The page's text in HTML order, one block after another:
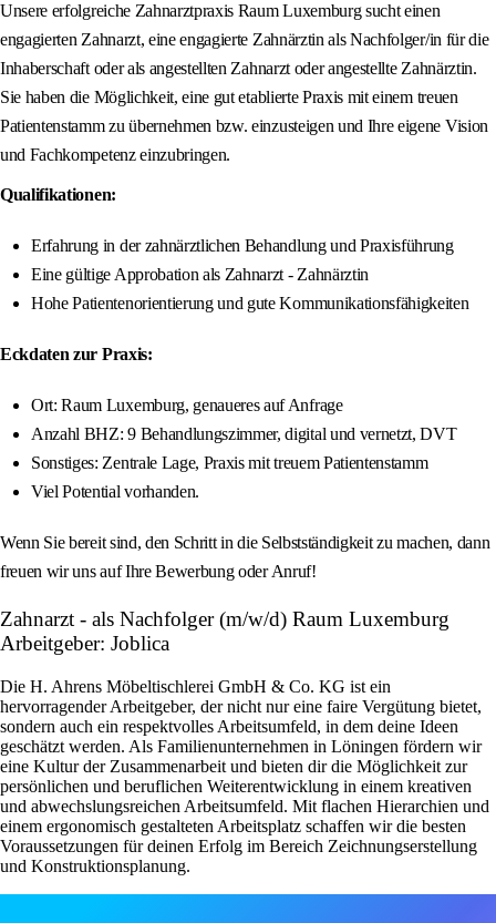
Unsere erfolgreiche Zahnarztpraxis Raum Luxemburg sucht einen
engagierten Zahnarzt, eine engagierte Zahnärztin als Nachfolger/in für die
Inhaberschaft oder als angestellten Zahnarzt oder angestellte Zahnärztin.
Sie haben die Möglichkeit, eine gut etablierte Praxis mit einem treuen
Patientenstamm zu übernehmen bzw. einzusteigen und Ihre eigene Vision
und Fachkompetenz einzubringen.
Qualifikationen:
Erfahrung in der zahnärztlichen Behandlung und Praxisführung
Eine gültige Approbation als Zahnarzt - Zahnärztin
Hohe Patientenorientierung und gute Kommunikationsfähigkeiten
Eckdaten zur Praxis:
Ort: Raum Luxemburg, genaueres auf Anfrage
Anzahl BHZ: 9 Behandlungszimmer, digital und vernetzt, DVT
Sonstiges: Zentrale Lage, Praxis mit treuem Patientenstamm
Viel Potential vorhanden.
Wenn Sie bereit sind, den Schritt in die Selbstständigkeit zu machen, dann
freuen wir uns auf Ihre Bewerbung oder Anruf!
Zahnarzt - als Nachfolger (m/w/d) Raum Luxemburg
Arbeitgeber: Joblica
Die H. Ahrens Möbeltischlerei GmbH & Co. KG ist ein
hervorragender Arbeitgeber, der nicht nur eine faire Vergütung bietet,
sondern auch ein respektvolles Arbeitsumfeld, in dem deine Ideen
geschätzt werden. Als Familienunternehmen in Löningen fördern wir
eine Kultur der Zusammenarbeit und bieten dir die Möglichkeit zur
persönlichen und beruflichen Weiterentwicklung in einem kreativen
und abwechslungsreichen Arbeitsumfeld. Mit flachen Hierarchien und
einem ergonomisch gestalteten Arbeitsplatz schaffen wir die besten
Voraussetzungen für deinen Erfolg im Bereich Zeichnungserstellung
und Konstruktionsplanung.